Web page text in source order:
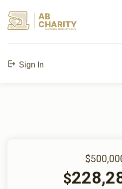
AB
CHARITY
powerd by ahblicklive.com
Sign In
$